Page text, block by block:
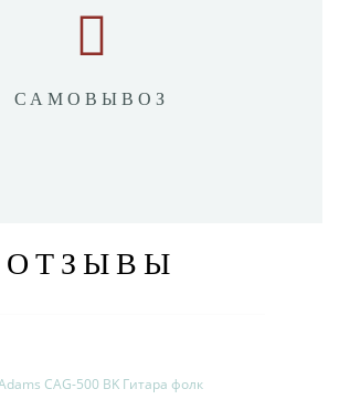
САМОВЫВОЗ
ОТЗЫВЫ